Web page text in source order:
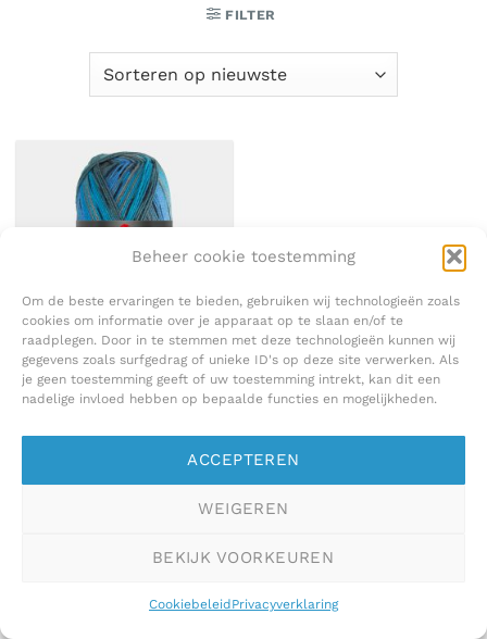
Beheer cookie toestemming
Om de beste ervaringen te bieden, gebruiken wij technologieën zoals
cookies om informatie over je apparaat op te slaan en/of te
raadplegen. Door in te stemmen met deze technologieën kunnen wij
gegevens zoals surfgedrag of unieke ID's op deze site verwerken. Als
je geen toestemming geeft of uw toestemming intrekt, kan dit een
nadelige invloed hebben op bepaalde functies en mogelijkheden.
ACCEPTEREN
WEIGEREN
BEKIJK VOORKEUREN
CookiebeleidPrivacyverklaring
FILTER
Pro Lana- Tessin
€8,50